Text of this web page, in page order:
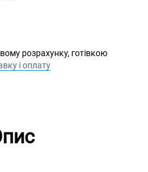
розрахунку, готівкою
і оплату